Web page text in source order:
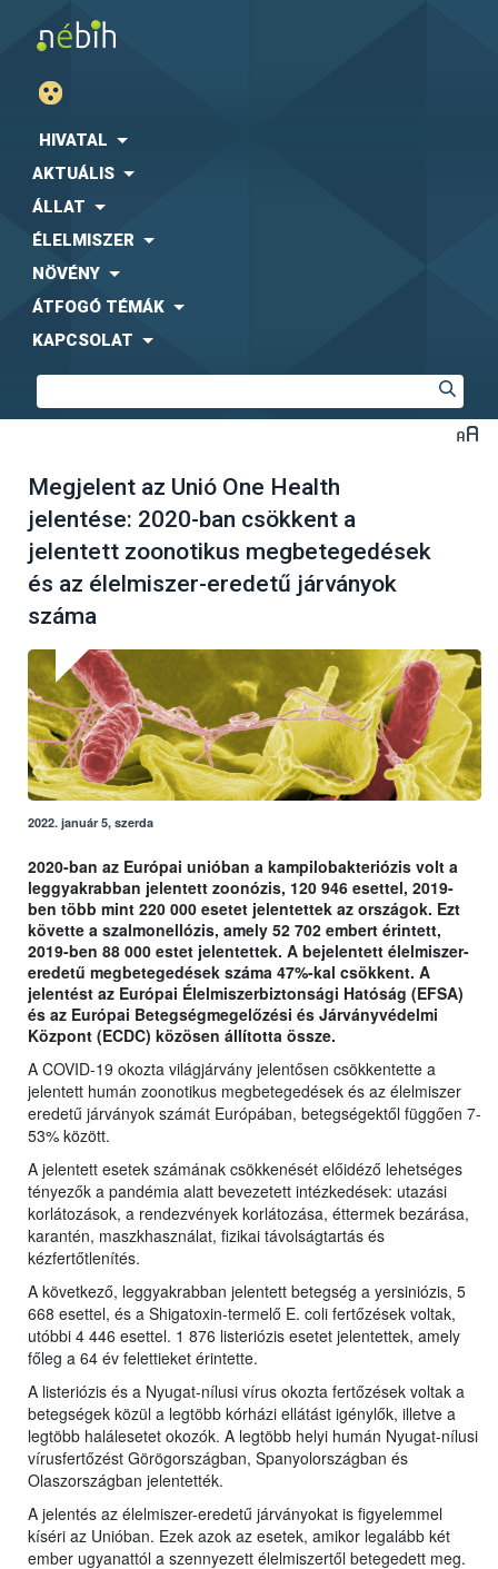
HIVATAL
AKTUÁLIS
ÁLLAT
ÉLELMISZER
NÖVÉNY
ÁTFOGÓ TÉMÁK
KAPCSOLAT
Megjelent az Unió One Health
jelentése: 2020-ban csökkent a
jelentett zoonotikus megbetegedések
és az élelmiszer-eredetű járványok
száma
2022. január 5, szerda
2020-ban az Európai unióban a kampilobakteriózis volt a
leggyakrabban jelentett zoonózis, 120 946 esettel, 2019-
ben több mint 220 000 esetet jelentettek az országok. Ezt
követte a szalmonellózis, amely 52 702 embert érintett,
2019-ben 88 000 estet jelentettek. A bejelentett élelmiszer-
eredetű megbetegedések száma 47%-kal csökkent. A
jelentést az Európai Élelmiszerbiztonsági Hatóság (EFSA)
és az Európai Betegségmegelőzési és Járványvédelmi
Központ (ECDC) közösen állította össze.
A COVID-19 okozta világjárvány jelentősen csökkentette a
jelentett humán zoonotikus megbetegedések és az élelmiszer
eredetű járványok számát Európában, betegségektől függően 7-
53% között.
A jelentett esetek számának csökkenését előidéző lehetséges
tényezők a pandémia alatt bevezetett intézkedések: utazási
korlátozások, a rendezvények korlátozása, éttermek bezárása,
karantén, maszkhasználat, fizikai távolságtartás és
kézfertőtlenítés.
A következő, leggyakrabban jelentett betegség a yersiniózis, 5
668 esettel, és a Shigatoxin-termelő E. coli fertőzések voltak,
utóbbi 4 446 esettel. 1 876 listeriózis esetet jelentettek, amely
főleg a 64 év felettieket érintette.
A listeriózis és a Nyugat-nílusi vírus okozta fertőzések voltak a
betegségek közül a legtöbb kórházi ellátást igénylők, illetve a
legtöbb halálesetet okozók. A legtöbb helyi humán Nyugat-nílusi
vírusfertőzést Görögországban, Spanyolországban és
Olaszországban jelentették.
A jelentés az élelmiszer-eredetű járványokat is figyelemmel
kíséri az Unióban. Ezek azok az esetek, amikor legalább két
ember ugyanattól a szennyezett élelmiszertől betegedett meg.